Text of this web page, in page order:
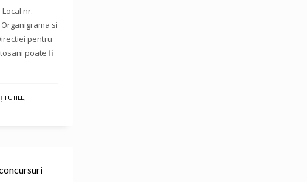
nr.
si
pentru
poate fi
UTILE